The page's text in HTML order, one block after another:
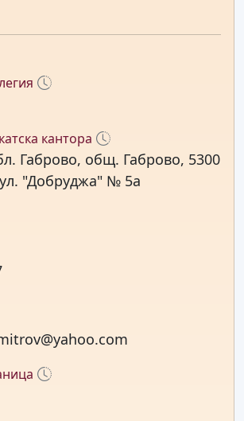
кантора
Габрово, общ. Габрово, 5300
"Добруджа" № 5а